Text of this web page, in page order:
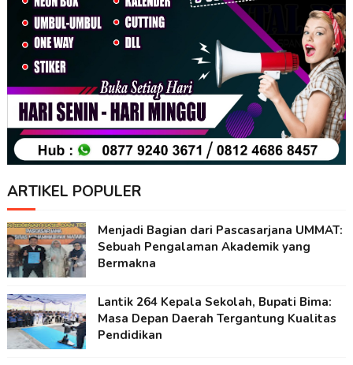
ARTIKEL POPULER
Menjadi Bagian dari Pascasarjana UMMAT:
Sebuah Pengalaman Akademik yang
Bermakna
Lantik 264 Kepala Sekolah, Bupati Bima:
Masa Depan Daerah Tergantung Kualitas
Pendidikan